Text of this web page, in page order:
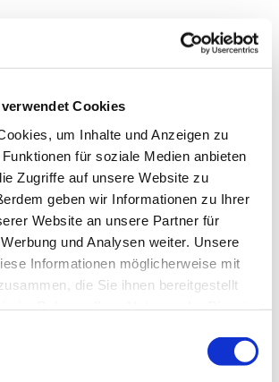
Cookies
um Inhalte und Anzeigen zu
für soziale Medien anbieten
Zugriffe auf unsere Website zu
geben wir Informationen zu Ihrer
Website an unsere Partner für
und Analysen weiter. Unsere
Informationen möglicherweise mit
die Sie ihnen bereitgestellt
könnte Sie auch
interessieren